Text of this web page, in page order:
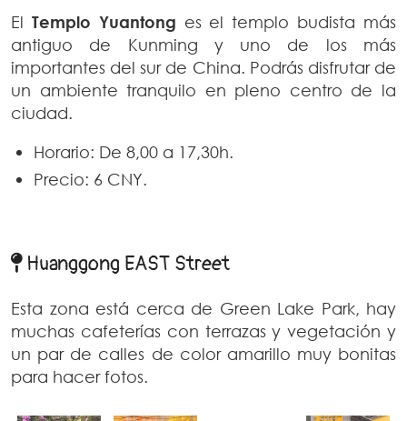
El Templo Yuantong es el templo budista más
antiguo de Kunming y uno de los más
importantes del sur de China. Podrás disfrutar de
un ambiente tranquilo en pleno centro de la
ciudad.
Horario: De 8,00 a 17,30h.
Precio: 6 CNY.
Huanggong EAST Street
Esta zona está cerca de Green Lake Park, hay
muchas cafeterías con terrazas y vegetación y
un par de calles de color amarillo muy bonitas
para hacer fotos.